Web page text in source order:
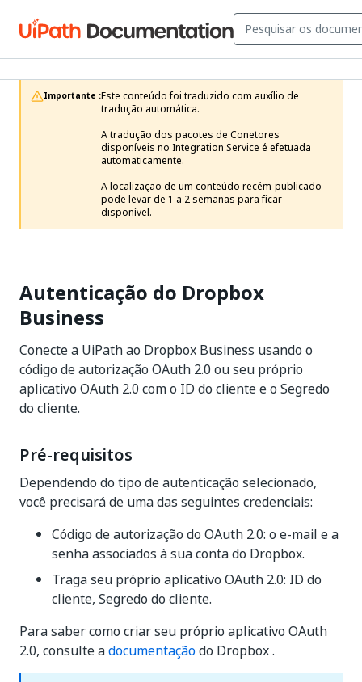
Importante :Este conteúdo foi traduzido com auxílio de
tradução automática.
A tradução dos pacotes de Conetores
disponíveis no Integration Service é efetuada
automaticamente.
A localização de um conteúdo recém-publicado
pode levar de 1 a 2 semanas para ficar
disponível.
Autenticação do Dropbox
Business
Conecte a UiPath ao Dropbox Business usando o
código de autorização OAuth 2.0 ou seu próprio
aplicativo OAuth 2.0 com o ID do cliente e o Segredo
do cliente.
Pré-requisitos
Dependendo do tipo de autenticação selecionado,
você precisará de uma das seguintes credenciais:
Código de autorização do OAuth 2.0: o e-mail e a
senha associados à sua conta do Dropbox.
Traga seu próprio aplicativo OAuth 2.0: ID do
cliente, Segredo do cliente.
Para saber como criar seu próprio aplicativo OAuth
2.0, consulte adocumentaçãodo Dropbox .